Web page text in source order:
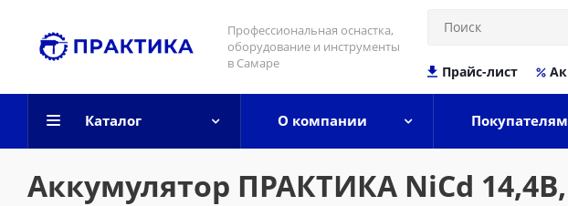
Профессиональная оснастка,
оборудование и инструменты
в Самаре
Прайс-лист
Каталог О компании Покупателям
Аккумулятор ПРАКТИКА NiCd